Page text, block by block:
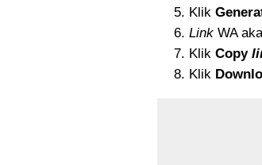
Klik
Link WA
Klik Copy
Klik